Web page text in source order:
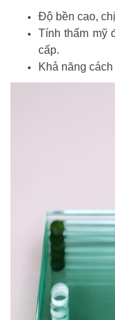
Độ bền cao,
Tính thẩm mỹ
cấp.
Khả năng